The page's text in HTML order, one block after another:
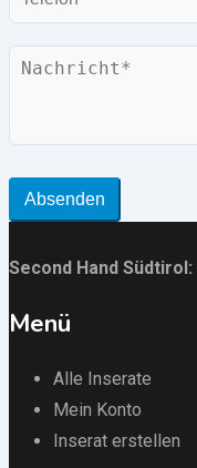
Nachricht
Absenden
Second Hand Südtirol :
Menü
Alle Inserate
Mein Konto
Inserat erstellen